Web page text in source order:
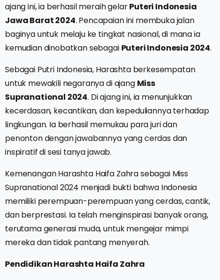
ajang ini, ia berhasil meraih gelarPuteri Indonesia
Jawa Barat 2024. Pencapaian ini membuka jalan
baginya untuk melaju ke tingkat nasional, di mana ia
kemudian dinobatkan sebagai Puteri Indonesia 2024.
Sebagai Putri Indonesia, Harashta berkesempatan
untuk mewakili negaranya di ajang Miss
Supranational 2024. Di ajang ini, ia menunjukkan
kecerdasan, kecantikan, dan kepeduliannya terhadap
lingkungan. Ia berhasil memukau para juri dan
penonton dengan jawabannya yang cerdas dan
inspiratif di sesi tanya jawab.
Kemenangan Harashta Haifa Zahra sebagai Miss
Supranational 2024 menjadi bukti bahwa Indonesia
memiliki perempuan-perempuan yang cerdas, cantik,
dan berprestasi. Ia telah menginspirasi banyak orang,
terutama generasi muda, untuk mengejar mimpi
mereka dan tidak pantang menyerah.
Pendidikan Harashta Haifa Zahra